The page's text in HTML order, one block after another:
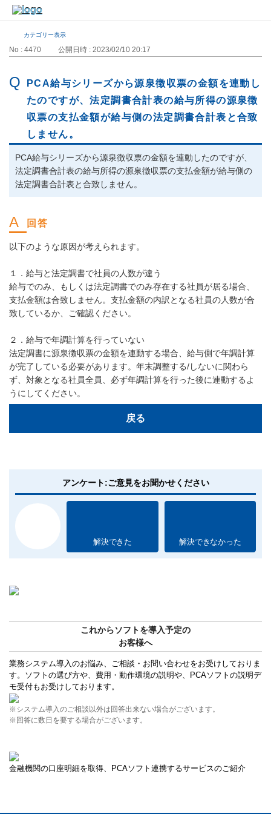
カテゴリー表示
No : 4470 公開日時 : 2023/02/10 20:17
PCA給与シリーズから源泉徴収票の金額を連動し
たのですが、法定調書合計表の給与所得の源泉徴
収票の支払金額が給与側の法定調書合計表と合致
しません。
PCA給与シリーズから源泉徴収票の金額を連動したのですが、
法定調書合計表の給与所得の源泉徴収票の支払金額が給与側の
法定調書合計表と合致しません。
以下のような原因が考えられます。
１．給与と法定調書で社員の人数が違う
給与でのみ、もしくは法定調書でのみ存在する社員が居る場合、
支払金額は合致しません。支払金額の内訳となる社員の人数が合
致しているか、ご確認ください。
２．給与で年調計算を行っていない
法定調書に源泉徴収票の金額を連動する場合、給与側で年調計算
が完了している必要があります。年末調整する/しないに関わら
ず、対象となる社員全員、必ず年調計算を行った後に連動するよ
うにしてください。
戻る
アンケート:ご意見をお聞かせください
解決できた 解決できなかった
これからソフトを導入予定の
お客様へ
業務システム導入のお悩み、ご相談・お問い合わせをお受けしておりま
す。ソフトの選び方や、費用・動作環境の説明や、PCAソフトの説明デ
モ受付もお受けしております。
※システム導入のご相談以外は回答出来ない場合がございます。
※回答に数日を要する場合がございます。
金融機関の口座明細を取得、PCAソフト連携するサービスのご紹介